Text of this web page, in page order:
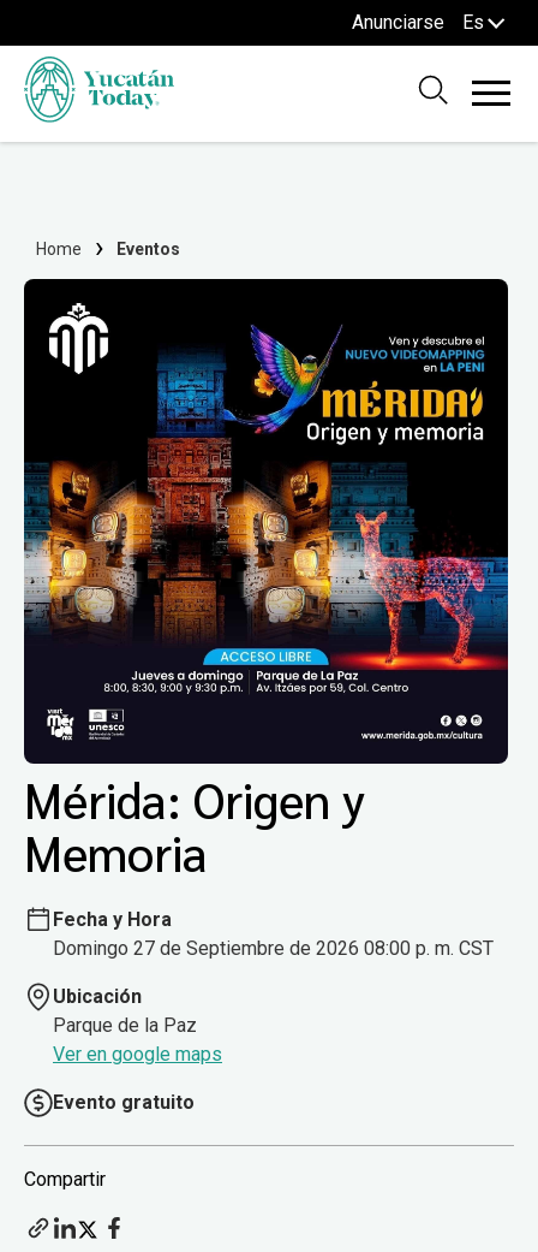
Anunciarse Es
Home Eventos
Mérida: Origen y
Memoria
Fecha y Hora
Domingo 27 de Septiembre de 2026 08:00 p. m. CST
Ubicación
Parque de la Paz
Ver en google maps
Evento gratuito
Compartir